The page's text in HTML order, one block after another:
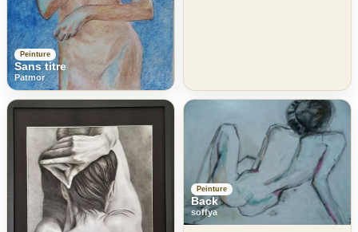
Peinture
Sans titre
Patmor
Peinture
Back
soffya